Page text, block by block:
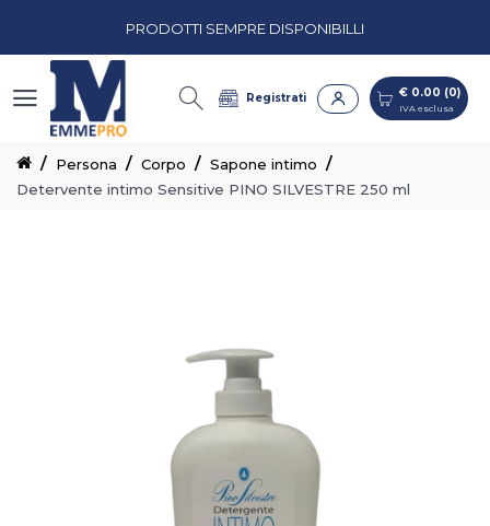
PRODOTTI SEMPRE DISPONIBILLI
PREVENTIVI PERSONALIZZATI
CASH & CARRY CON CORSIE ORGANIZZATE
PRODOTTI SEMPRE DISPONIBILLI
Registrati € 0.00 (0)
IVA esclusa
Persona Corpo
Sapone intimo
Detervente intimo Sensitive PINO SILVESTRE 250 ml